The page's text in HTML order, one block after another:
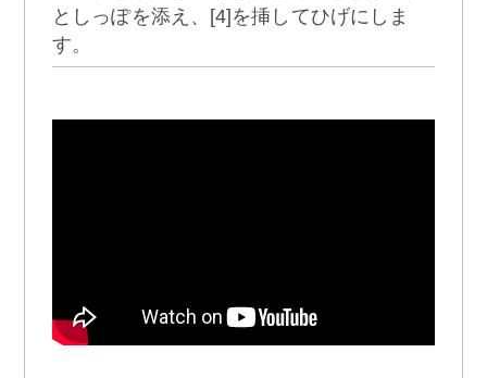
としっぽを添え、[4]を挿してひげにしま
す。